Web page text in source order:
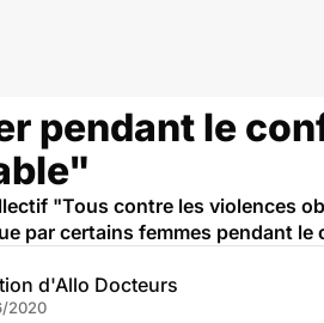
pendant le
"Tous contre les violences
par certains femmes pendant le
d'Allo Docteurs
2020